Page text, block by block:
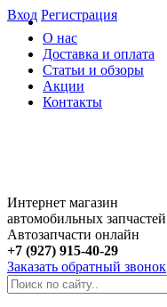
О нас
Доставка и оплата
Статьи и обзоры
Акции
Контакты
Вход Регистрация
Интернет магазин
автомобильных запчастей
Автозапчасти онлайн
+7 (927) 915-40-29
Заказать обратный звонок